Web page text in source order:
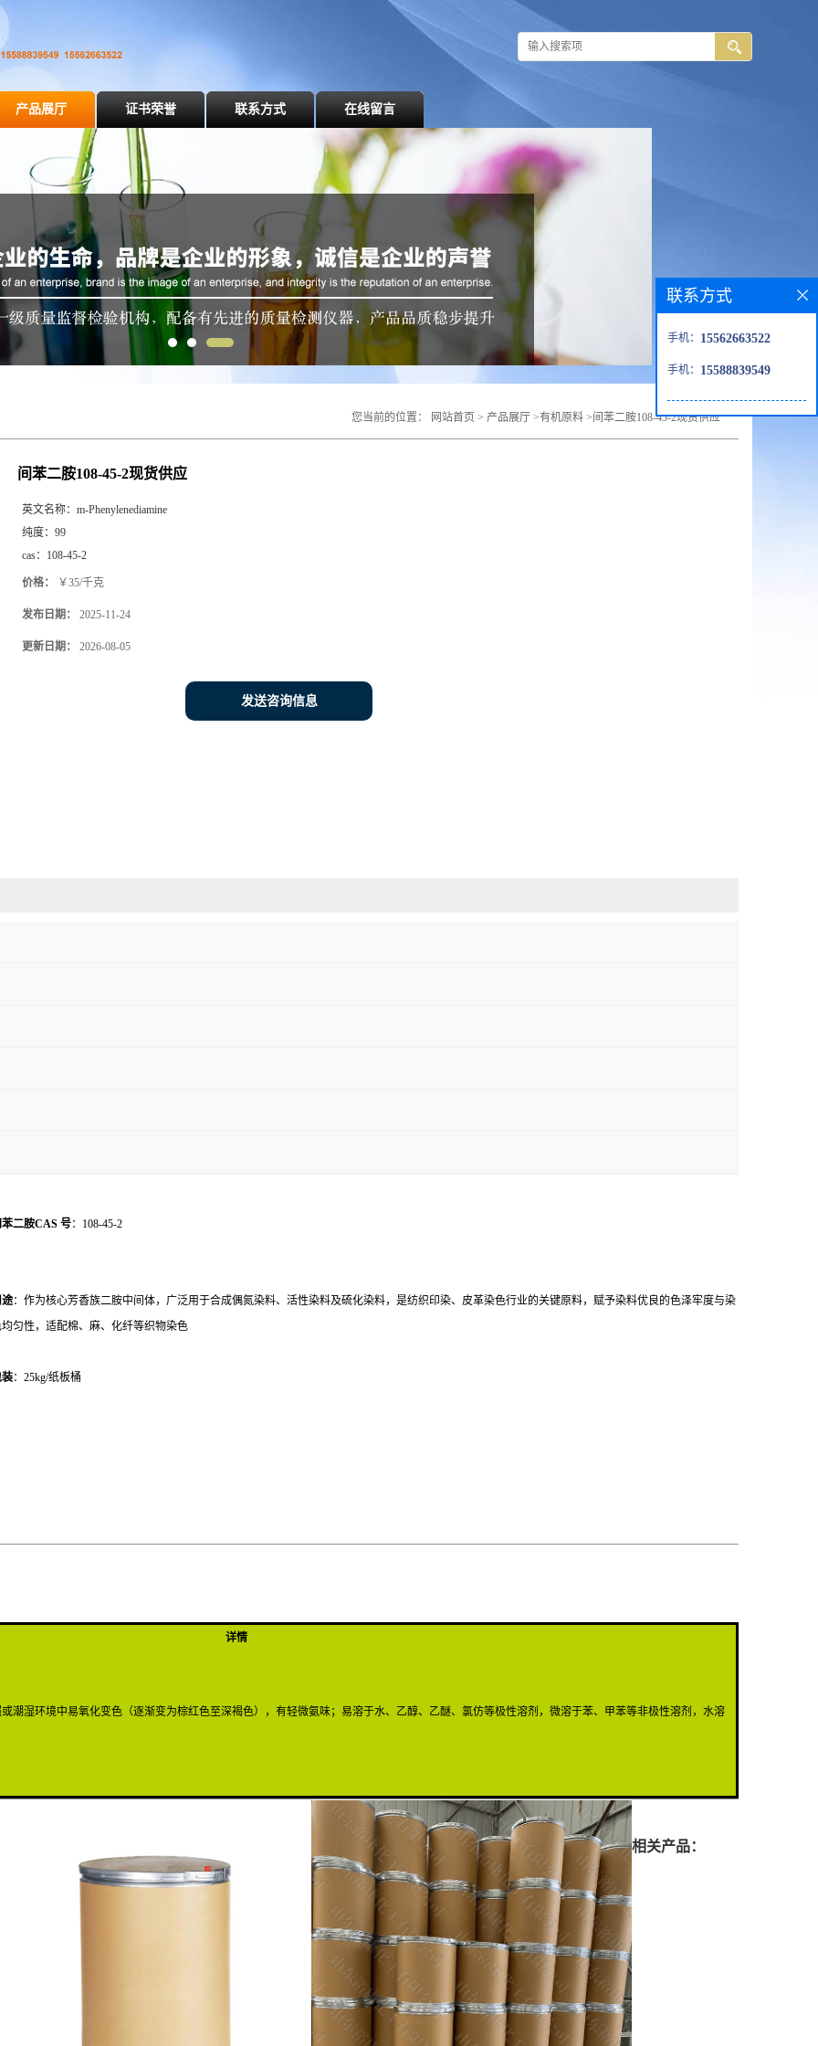
产品展厅 证书荣誉 联系方式 在线留言
您当前的位置： 网站首页 > 产品展厅 >有机原料 >间苯二胺108-45-2现货供应
间苯二胺108-45-2现货供应
英文名称： m-Phenylenediamine
纯度： 99
cas： 108-45-2
价格： ￥35/千克
发布日期： 2025-11-24
更新日期： 2026-08-05
发送咨询信息
二胺CAS 号：108-45-2
：作为核心芳香族二胺中间体，广泛用于合成偶氮染料、活性染料及硫化染料，是纺织印染、皮革染色行业的关键原料，赋予染料优良的色泽牢度与染
匀性，适配棉、麻、化纤等织物染色
：25kg/纸板桶
详情
潮湿环境中易氧化变色（逐渐变为棕红色至深褐色），有轻微氨味；易溶于水、乙醇、乙醚、氯仿等极性溶剂，微溶于苯、甲苯等非极性溶剂，水溶
相关产品：
联系方式
手机： 15562663522
手机： 15588839549